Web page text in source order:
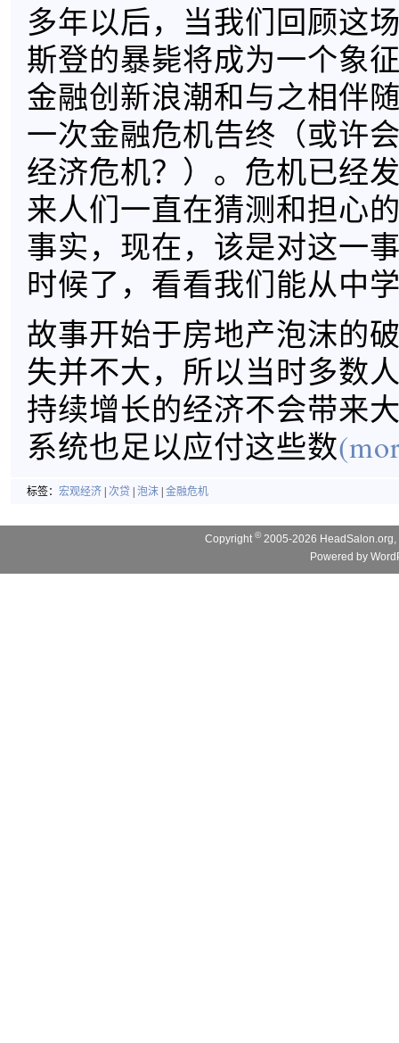
多年以后，当我们回顾这
斯登的暴毙将成为一个象
金融创新浪潮和与之相伴
一次金融危机告终（或许
经济危机？）。危机已经
来人们一直在猜测和担心
事实，现在，该是对这一
时候了，看看我们能从中
故事开始于房地产泡沫的
失并不大，所以当时多数
持续增长的经济不会带来
系统也足以应付这些数
标签： 宏观经济 次贷 泡沫 金融危机
Copyright© 2005-2026
Powered by